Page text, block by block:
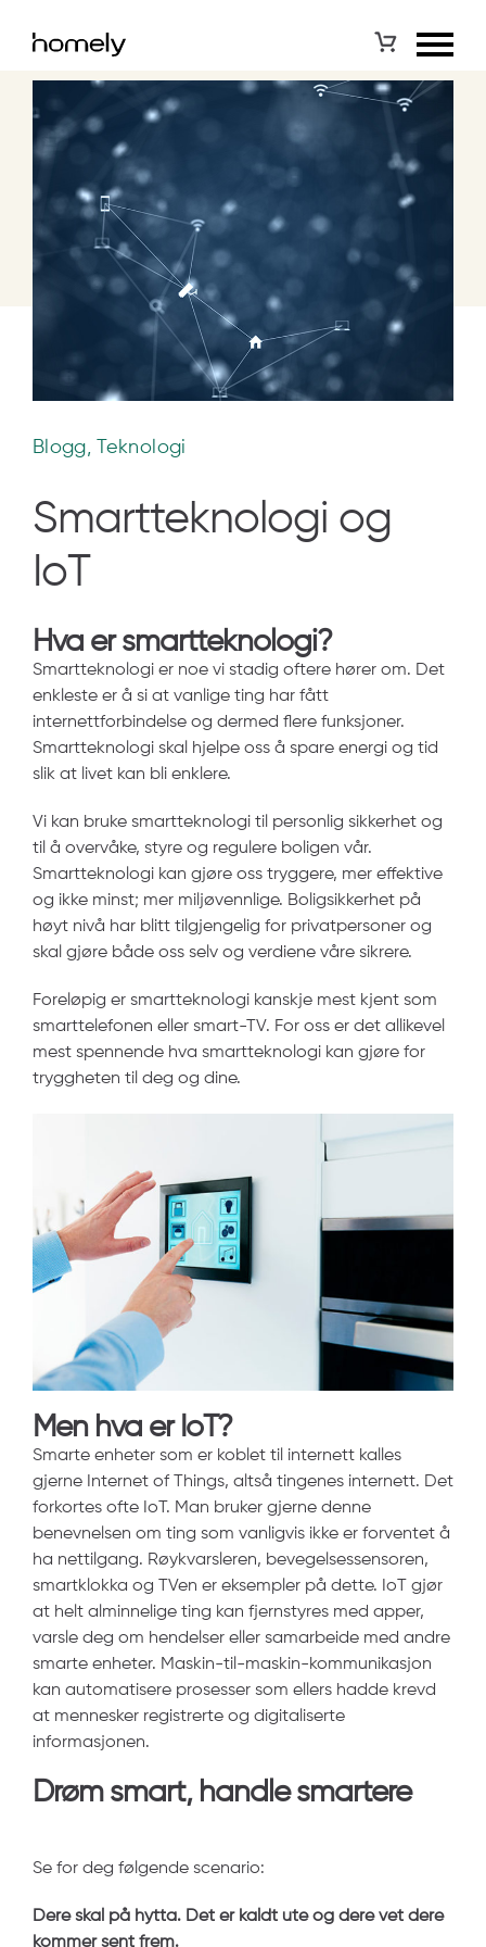
Blogg, Teknologi
Smartteknologi­ og
IoT
Hva er smartteknologi?
Smartteknologi er noe vi stadig oftere hører om. Det
enkleste er å si at vanlige ting har fått
internettforbindelse og dermed flere funksjoner.
Smartteknologi skal hjelpe oss å spare energi og tid
slik at livet kan bli enklere.
Vi kan bruke smartteknologi til personlig sikkerhet og
til å overvåke, styre og regulere boligen vår.
Smartteknologi kan gjøre oss tryggere, mer effektive
og ikke minst; mer miljøvennlige. Boligsikkerhet på
høyt nivå har blitt tilgjengelig for privatpersoner og
skal gjøre både oss selv og verdiene våre sikrere.
Foreløpig er smartteknologi kanskje mest kjent som
smarttelefonen eller smart-TV. For oss er det allikevel
mest spennende hva smartteknologi kan gjøre for
tryggheten til deg og dine.
Men hva er IoT?
Smarte enheter som er koblet til internett kalles
gjerne Internet of Things, altså tingenes internett. Det
forkortes ofte IoT. Man bruker gjerne denne
benevnelsen om ting som vanligvis ikke er forventet å
ha nettilgang. Røykvarsleren, bevegelsessensoren,
smartklokka og TVen er eksempler på dette. IoT gjør
at helt alminnelige ting kan fjernstyres med apper,
varsle deg om hendelser eller samarbeide med andre
smarte enheter. Maskin-til-maskin-kommunikasjon
kan automatisere prosesser som ellers hadde krevd
at mennesker registrerte og digitaliserte
informasjonen.
Drøm smart, handle smartere
Se for deg følgende scenario:
Dere skal på hytta. Det er kaldt ute og dere vet dere
kommer sent frem.